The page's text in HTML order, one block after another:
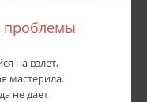
проблемы
на взлет,
мастерила.
не дает